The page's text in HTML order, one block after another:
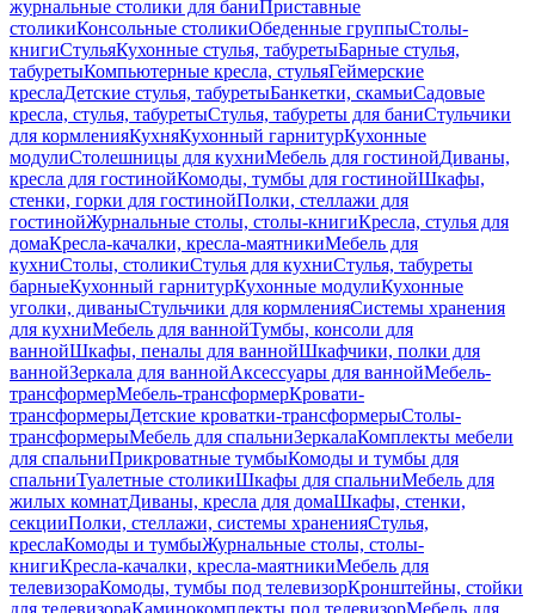
журнальные столики для баниПриставные
столикиКонсольные столикиОбеденные группыСтолы-
книгиСтульяКухонные стулья, табуретыБарные стулья,
табуретыКомпьютерные кресла, стульяГеймерские
креслаДетские стулья, табуретыБанкетки, скамьиСадовые
кресла, стулья, табуретыСтулья, табуреты для баниСтульчики
для кормленияКухняКухонный гарнитурКухонные
модулиСтолешницы для кухниМебель для гостинойДиваны,
кресла для гостинойКомоды, тумбы для гостинойШкафы,
стенки, горки для гостинойПолки, стеллажи для
гостинойЖурнальные столы, столы-книгиКресла, стулья для
домаКресла-качалки, кресла-маятникиМебель для
кухниСтолы, столикиСтулья для кухниСтулья, табуреты
барныеКухонный гарнитурКухонные модулиКухонные
уголки, диваныСтульчики для кормленияСистемы хранения
для кухниМебель для ваннойТумбы, консоли для
ваннойШкафы, пеналы для ваннойШкафчики, полки для
ваннойЗеркала для ваннойАксессуары для ваннойМебель-
трансформерМебель-трансформерКровати-
трансформерыДетские кроватки-трансформерыСтолы-
трансформерыМебель для спальниЗеркалаКомплекты мебели
для спальниПрикроватные тумбыКомоды и тумбы для
спальниТуалетные столикиШкафы для спальниМебель для
жилых комнатДиваны, кресла для домаШкафы, стенки,
секцииПолки, стеллажи, системы храненияСтулья,
креслаКомоды и тумбыЖурнальные столы, столы-
книгиКресла-качалки, кресла-маятникиМебель для
телевизораКомоды, тумбы под телевизорКронштейны, стойки
для телевизораКаминокомплекты под телевизорМебель для